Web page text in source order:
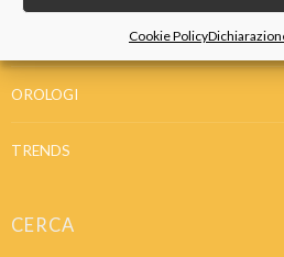
Cookie Policy
OROLOGI
TRENDS
CERCA